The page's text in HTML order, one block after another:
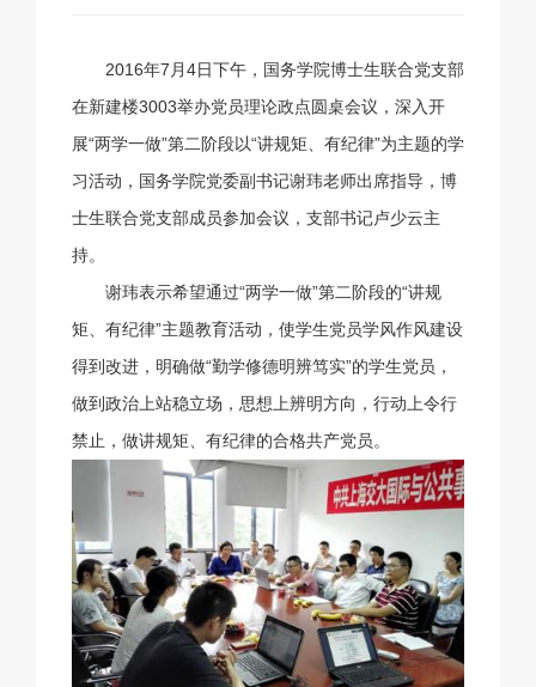
2016年7月4日下午，国务学院博士生联合党支部
在新建楼3003举办党员理论政点圆桌会议，深入开
展“两学一做”第二阶段以“讲规矩、有纪律”为主题的学
习活动，国务学院党委副书记谢玮老师出席指导，博
士生联合党支部成员参加会议，支部书记卢少云主
持。
谢玮表示希望通过“两学一做”第二阶段的“讲规
矩、有纪律”主题教育活动，使学生党员学风作风建设
得到改进，明确做“勤学修德明辨笃实”的学生党员，
做到政治上站稳立场，思想上辨明方向，行动上令行
禁止，做讲规矩、有纪律的合格共产党员。